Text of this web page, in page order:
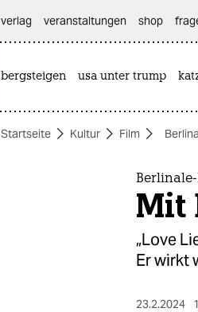
themen
verlag
veranstaltungen shop
bergsteigen usa unter trump
Startseite Kultur Film
Berlinale-
Mit
„Love
Er wirkt
23.2.2024